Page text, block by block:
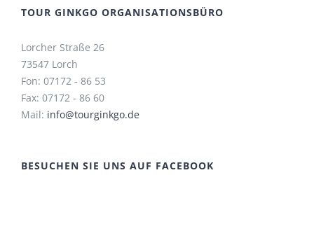
TOUR GINKGO ORGANISATIONSBÜRO
Lorcher Straße 26
73547 Lorch
Fon: 07172 - 86 53
Fax: 07172 - 86 60
Mail: info@tourginkgo.de
BESUCHEN SIE UNS AUF FACEBOOK